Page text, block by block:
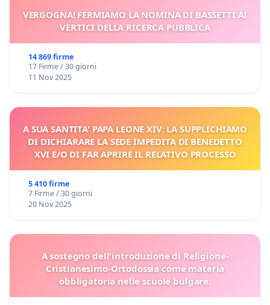
VERGOGNA! FERMIAMO LA NOMINA DI BASSETTI AI
VERTICI DELLA RICERCA PUBBLICA
14 869 firme
17 Firme / 30 giorni
11 Nov 2025
A SUA SANTITA' PAPA LEONE XIV: LA SUPPLICHIAMO
DI DICHIARARE LA SEDE IMPEDITA DI BENEDETTO
XVI E/O DI FAR APRIRE IL RELATIVO PROCESSO
5 410 firme
7 Firme / 30 giorni
20 Nov 2025
A sostegno dell'introduzione di Religione-
Cristianesimo-Ortodossia come materia
obbligatoria nelle scuole bulgare.